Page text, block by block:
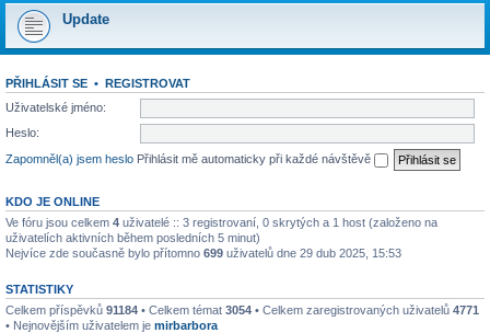
Update
PŘIHLÁSIT SE • REGISTROVAT
Uživatelské jméno:
Heslo:
Zapomněl(a) jsem heslo Přihlásit mě automaticky při každé návštěvě
KDO JE ONLINE
Ve fóru jsou celkem 4 uživatelé :: 3 registrovaní, 0 skrytých a 1 host (založeno na
uživatelích aktivních během posledních 5 minut)
Nejvíce zde současně bylo přítomno 699 uživatelů dne 29 dub 2025, 15:53
STATISTIKY
Celkem příspěvků 91184 • Celkem témat 3054 • Celkem zaregistrovaných uživatelů 4771
• Nejnovějším uživatelem je mirbarbora